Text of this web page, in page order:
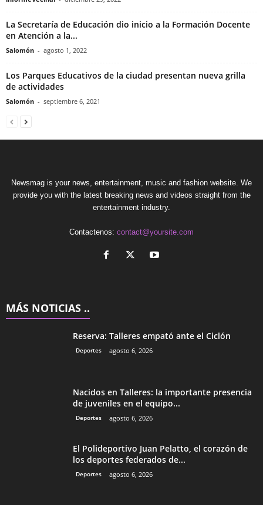
La Secretaría de Educación dio inicio a la Formación Docente
en Atención a la...
Salomón - agosto 1, 2022
Los Parques Educativos de la ciudad presentan nueva grilla
de actividades
Salomón - septiembre 6, 2021
Newsmag is your news, entertainment, music and fashion website. We
provide you with the latest breaking news and videos straight from the
entertainment industry.
Contactenos: contact@yoursite.com
MÁS NOTICIAS ..
Reserva: Talleres empató ante el Ciclón
Deportes agosto 6, 2026
Nacidos en Talleres: la importante presencia
de juveniles en el equipo...
Deportes agosto 6, 2026
El Polideportivo Juan Pelatto, el corazón de
los deportes federados de...
Deportes agosto 6, 2026